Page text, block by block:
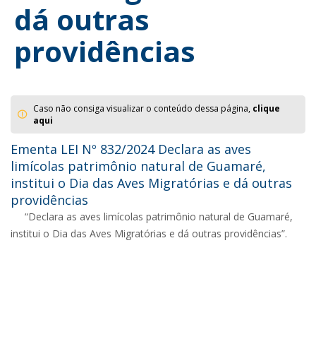
dá outras
providências
Caso não consiga visualizar o conteúdo dessa página, clique
aqui
Ementa LEI Nº 832/2024 Declara as aves
limícolas patrimônio natural de Guamaré,
institui o Dia das Aves Migratórias e dá outras
providências
“Declara as aves limícolas patrimônio natural de Guamaré,
institui o Dia das Aves Migratórias e dá outras providências”.